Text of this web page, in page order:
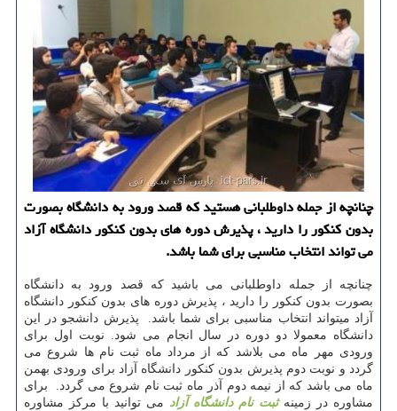
چنانچه از جمله داوطلبانی هستید كه قصد ورود به دانشگاه بصورت
بدون كنكور را دارید ، پذیرش دوره های بدون كنكور دانشگاه آزاد
می تواند انتخاب مناسبی برای شما باشد.
چنانچه از جمله داوطلبانی می باشید که قصد ورود به دانشگاه
بصورت بدون کنکور را دارید ، پذیرش دوره های بدون کنکور دانشگاه
آزاد میتواند انتخاب مناسبی برای شما باشد. پذیرش دانشجو در این
دانشگاه معمولا دو دوره در سال انجام می شود. نوبت اول برای
ورودی مهر ماه می بلاشد که از مرداد ماه ثبت نام ها شروع می
گردد و نوبت دوم پذیرش بدون کنکور دانشگاه آزاد برای ورودی بهمن
ماه می باشد که از نیمه دوم آذر ماه ثبت نام شروع می گردد. برای
مشاوره در زمینهثبت نام دانشگاه آزاد می توانید با مرکز مشاوره